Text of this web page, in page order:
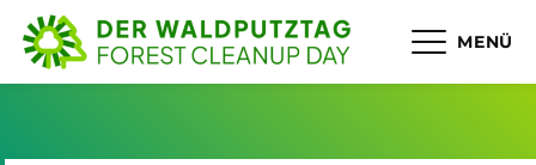
MENÜ